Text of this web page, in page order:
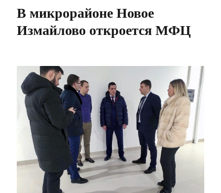
В микрорайоне Новое
Измайлово откроется МФЦ